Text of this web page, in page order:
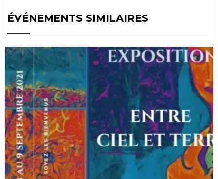
ÉVÉNEMENTS SIMILAIRES